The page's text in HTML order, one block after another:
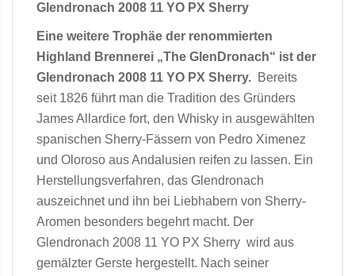
Glendronach 2008 11 YO PX Sherry
Eine weitere Trophäe der renommierten
Highland Brennerei „The GlenDronach“ ist der
Glendronach 2008 11 YO PX Sherry. Bereits
seit 1826 führt man die Tradition des Gründers
James Allardice fort, den Whisky in ausgewählten
spanischen Sherry-Fässern von Pedro Ximenez
und Oloroso aus Andalusien reifen zu lassen. Ein
Herstellungsverfahren, das Glendronach
auszeichnet und ihn bei Liebhabern von Sherry-
Aromen besonders begehrt macht. Der
Glendronach 2008 11 YO PX Sherry wird aus
gemälzter Gerste hergestellt. Nach seiner